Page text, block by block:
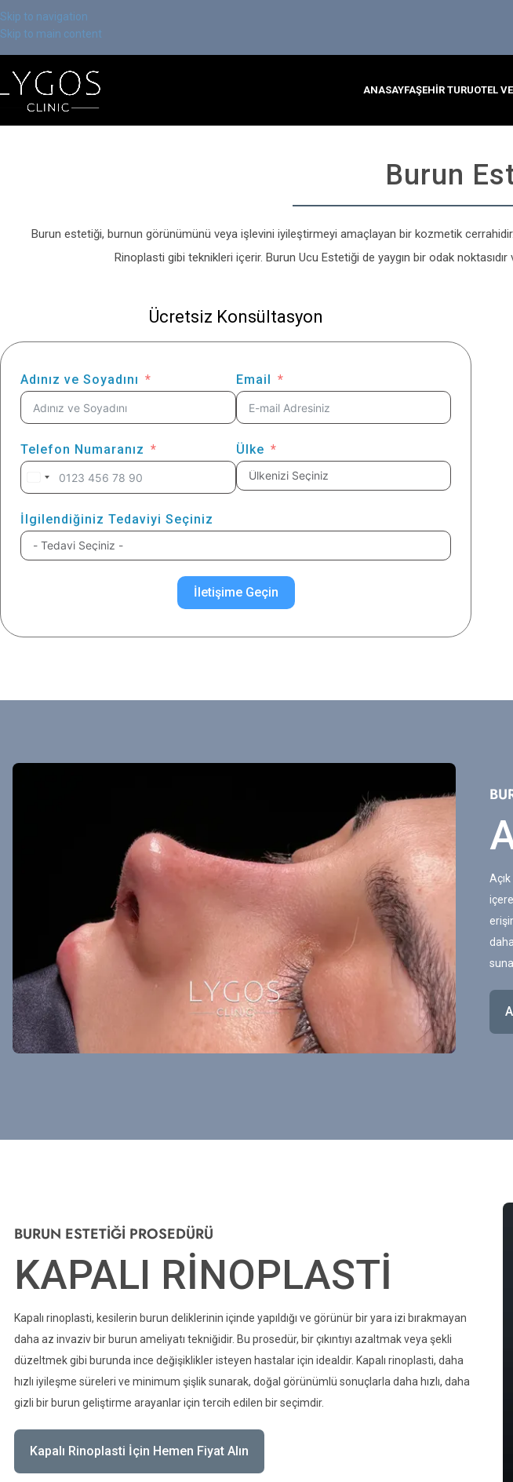
Skip to navigation
Skip to main content
ANASAYFAŞEHIR TURUOTEL
Burun
Burun estetiği, burnun görünümünü veya işlevini iyileştirmeyi amaçlayan bir kozmetik
Rinoplasti gibi teknikleri içerir. Burun Ucu Estetiği de yaygın bir odak
Ücretsiz Konsültasyon
Adınız ve Soyadını Email
Telefon Numaranız Ülke
İlgilendiğiniz Tedaviyi Seçiniz
İletişime Geçin
BURUN ESTETİĞİ PROSEDÜRÜ
KAPALI RİNOPLASTİ
Kapalı rinoplasti, kesilerin burun deliklerinin içinde yapıldığı ve görünür bir yara izi bırakmayan
daha az invaziv bir burun ameliyatı tekniğidir. Bu prosedür, bir çıkıntıyı azaltmak veya şekli
düzeltmek gibi burunda ince değişiklikler isteyen hastalar için idealdir. Kapalı rinoplasti, daha
hızlı iyileşme süreleri ve minimum şişlik sunarak, doğal görünümlü sonuçlarla daha hızlı, daha
gizli bir burun geliştirme arayanlar için tercih edilen bir seçimdir.
Kapalı Rinoplasti İçin Hemen Fiyat Alın